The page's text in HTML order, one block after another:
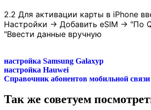
2.2 Для активации карты в iPhone
Настройки -> Добавить eSIM -> "По
"Ввести данные вручную
настройка Samsung Galaxyp
настройка Hauwei
Справочник абонентов мобильной
Так же советуем